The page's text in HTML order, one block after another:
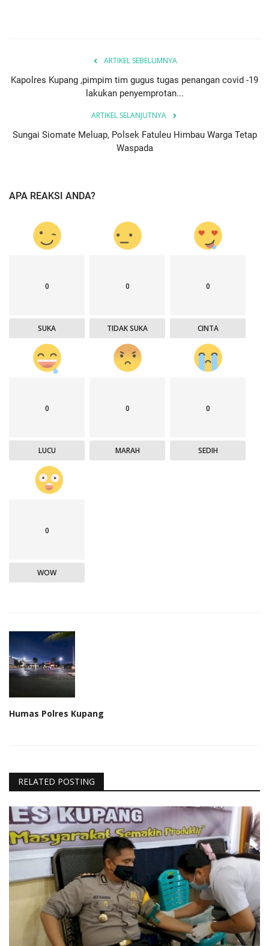
ARTIKEL SEBELUMNYA
Kapolres Kupang ,pimpim tim gugus tugas penangan covid -19
lakukan penyemprotan...
ARTIKEL SELANJUTNYA
Sungai Siomate Meluap, Polsek Fatuleu Himbau Warga Tetap
Waspada
APA REAKSI ANDA?
0
SUKA
0
TIDAK SUKA
0
CINTA
0
LUCU
0
MARAH
0
SEDIH
0
WOW
Humas Polres Kupang
RELATED POSTING